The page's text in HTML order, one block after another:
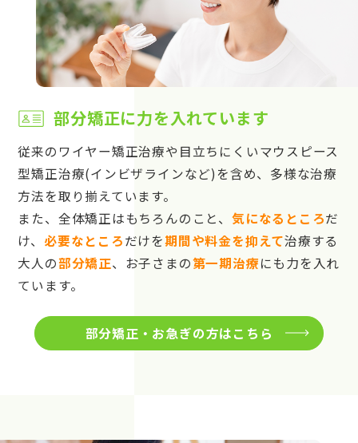
部分矯正に力を入れています
従来のワイヤー矯正治療や目立ちにくいマウスピース
型矯正治療(インビザラインなど)を含め、多様な治療
方法を取り揃えています。
また、全体矯正はもちろんのこと、 気になるところだ
け、 必要なところだけを期間や料金を抑えて治療する
大人の部分矯正、お子さまの第一期治療にも力を入れ
ています。
部分矯正・お急ぎの方はこちら